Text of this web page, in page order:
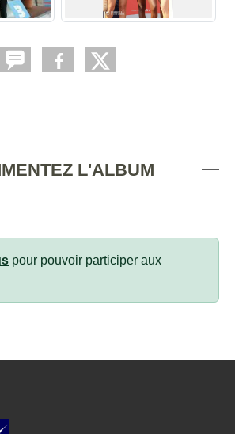
L'ALBUM
pour pouvoir participer aux